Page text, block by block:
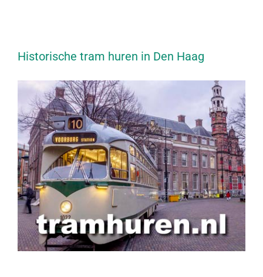
Historische tram huren in Den Haag